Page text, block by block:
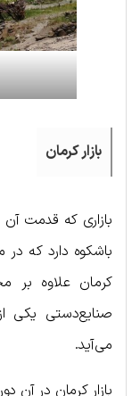
بازار کرمان
بازاری که قدمت
باشکوه دارد که در
کرمان علاوه بر
صنایع‌دستی یکی
می‌آید.
بازار کرمان در آن